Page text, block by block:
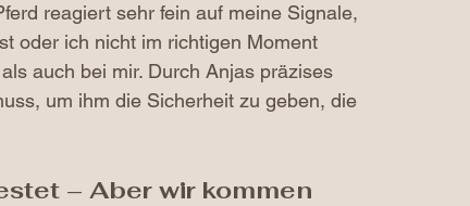
reagiert sehr fein auf meine Signale,
oder ich nicht im richtigen Moment
auch bei mir. Durch Anjas präzises
um ihm die Sicherheit zu geben, die
– Aber wir kommen